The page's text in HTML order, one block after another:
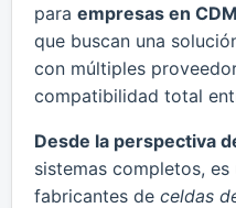
para empresas en
que buscan una
con múltiples
compatibilidad total
Desde la perspectiva
sistemas completos, es
fabricantes de celdas